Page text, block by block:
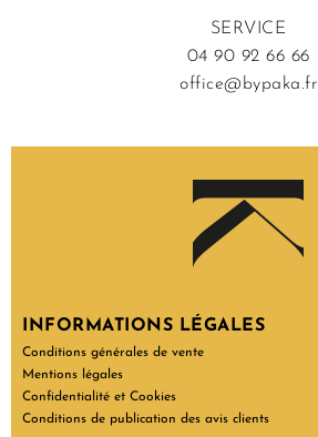
SERVICE
04 90 92 66 66
office@bypaka.fr
INFORMATIONS LÉGALES
Conditions générales de vente
Mentions légales
Confidentialité et Cookies
Conditions de publication des avis clients